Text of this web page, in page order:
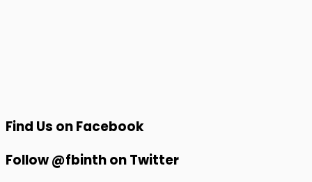
Find Us on Facebook
Follow @fbinth on Twitter